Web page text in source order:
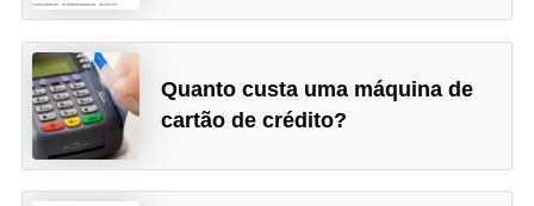
Quanto custa uma máquina de
cartão de crédito?
o
P
o
u
p